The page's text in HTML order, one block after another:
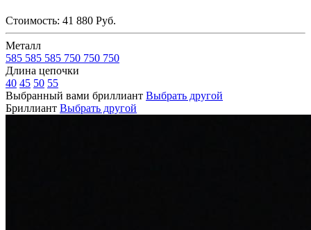
Стоимость: 41 880 Руб.
Металл
585 585 585 750 750 750
Длина цепочки
40 45 50 55
Выбранный вами бриллиант Выбрать другой
Бриллиант Выбрать другой